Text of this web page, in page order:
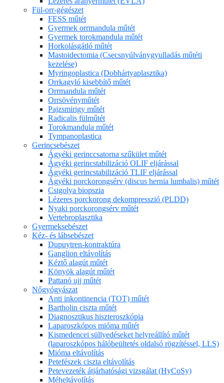
Fül-orr-gégészet
FESS műtét
Gyermek orrmandula műtét
Gyermek torokmandula műtét
Horkolásgátló műtét
Mastoidectomia (Csecsnyúlványgyulladás műtéti
kezelése)
Myringoplastica (Dobhártyaplasztika)
Orrkagyló kisebbítő műtét
Orrmandula műtét
Orrsövényműtét
Pajzsmirigy műtét
Radicalis fülműtét
Torokmandula műtét
Tympanoplastica
Gerincsebészet
Ágyéki gerinccsatorna szűkület műtét
Ágyéki gerincstabilizáció OLIF eljárással
Ágyéki gerincstabilizáció TLIF eljárással
Ágyéki porckorongsérv (discus hernia lumbalis) műtét
Csigolya biopszia
Lézeres porckorong dekompresszió (PLDD)
Nyaki porckorongsérv műtét
Vertebroplasztika
Gyermeksebészet
Kéz- és lábsebészet
Dupuytren-kontraktúra
Ganglion eltávolítás
Kéztő alagút műtét
Könyök alagút műtét
Pattanó ujj műtét
Nőgyógyászat
Anti inkontinencia (TOT) műtét
Bartholin ciszta műtét
Diagnosztikus hiszteroszkópia
Laparoszkópos mióma műtét
Kismedencei süllyedéseket helyreállító műtét
(laparoszkópos hálóbeültetés oldalsó rögzítéssel, LLS)
Mióma eltávolítás
Petefészek ciszta eltávolítás
Petevezeték átjárhatósági vizsgálat (HyCoSy)
Méheltávolítás